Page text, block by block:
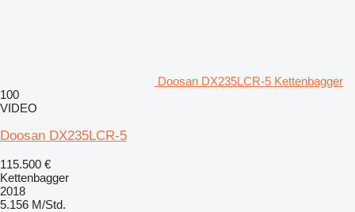
Doosan DX235LCR-5 Kettenbagger
100
VIDEO
Doosan DX235LCR-5
115.500 €
Kettenbagger
2018
5.156 M/Std.